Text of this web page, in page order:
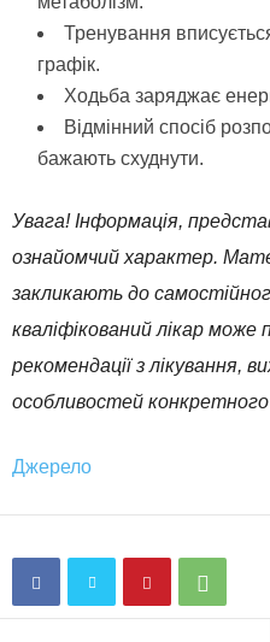
Тренування
графік.
Ходьба заряджає
Відмінний спосіб
бажають схуднути.
Увага! Інформація,
ознайомчий характер.
закликають до
кваліфікований лікар
рекомендації з лікування,
особливостей
Джерело